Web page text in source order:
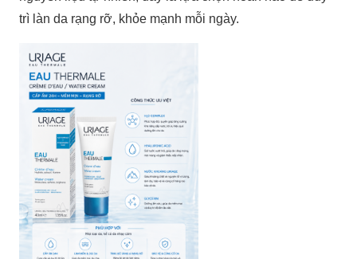
trì làn da rạng rỡ, khỏe mạnh mỗi ngày.